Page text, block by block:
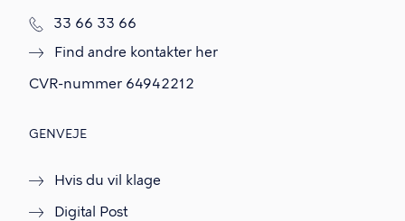
T
f
33 66 33 66
Find andre kontakter her
CVR-nummer 64942212
GENVEJE
Hvis du vil klage
Digital Post